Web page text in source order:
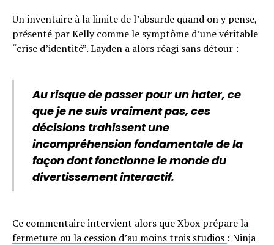
Un inventaire à la limite de l’absurde quand on y pense,
présenté par Kelly comme le symptôme d’une véritable
“crise d’identité”. Layden a alors réagi sans détour :
Au risque de passer pour un hater, ce
que je ne suis vraiment pas, ces
décisions trahissent une
incompréhension fondamentale de la
façon dont fonctionne le monde du
divertissement interactif.
Ce commentaire intervient alors que Xbox préparela
fermeture ou la cession d’au moins trois studios : Ninja